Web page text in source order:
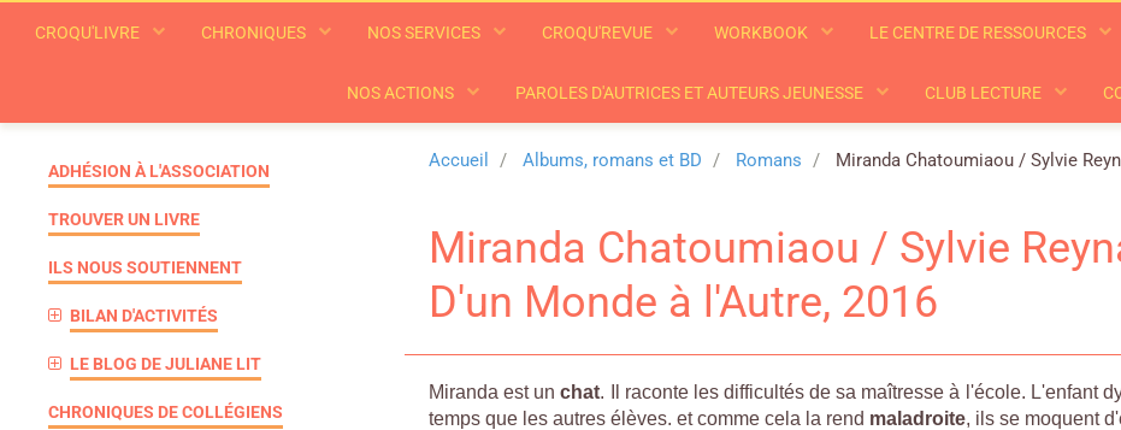
CROQU'LIVRE CHRONIQUES NOS SERVICES CROQU'REVUE WORKBOOK LE CENTRE DE RESSOURCES
NOS ACTIONS PAROLES D'AUTRICES ET AUTEURS JEUNESSE CLUB LECTURE
Accueil Albums, romans et BD Romans Miranda Chatoumiaou / Sylvie
Miranda Chatoumiaou / Sylvie
D'un Monde à l'Autre, 2016
Miranda est unchat. Il raconte les difficultés de sa maîtresse à l'école. L'enfant
temps que les autres élèves. et comme cela la rend maladroite, ils se moquent
ADHÉSION À L'ASSOCIATION
TROUVER UN LIVRE
ILS NOUS SOUTIENNENT
BILAN D'ACTIVITÉS
LE BLOG DE JULIANE LIT
CHRONIQUES DE COLLÉGIENS